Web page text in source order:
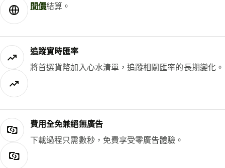
間價結算。
追蹤實時匯率
將首選貨幣加入心水清單，追蹤相關匯率的長期變化。
費用全免兼絕無廣告
下載過程只需數秒，免費享受零廣告體驗。